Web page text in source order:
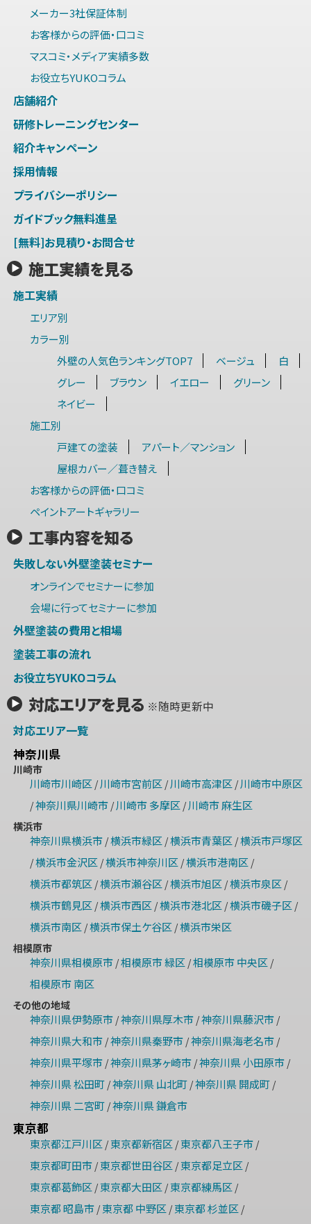
メーカー3社保証体制
お客様からの評価・口コミ
マスコミ・メディア実績多数
お役立ちYUKOコラム
店舗紹介
研修トレーニングセンター
紹介キャンペーン
採用情報
プライバシーポリシー
ガイドブック無料進呈
[無料]お見積り・お問合せ
施工実績を見る
施工実績
エリア別
カラー別
外壁の人気色ランキングTOP7
ベージュ
白
グレー
ブラウン イエロー
グリーン
ネイビー
施工別
戸建ての塗装
アパート／マンション
屋根カバー／葺き替え
お客様からの評価・口コミ
ペイントアートギャラリー
工事内容を知る
失敗しない外壁塗装セミナー
オンラインでセミナーに参加
会場に行ってセミナーに参加
外壁塗装の費用と相場
塗装工事の流れ
お役立ちYUKOコラム
対応エリアを見る ※随時更新中
対応エリア一覧
神奈川県
川崎市
川崎市川崎区/ 川崎市宮前区/ 川崎市高津区/ 川崎市中原区
/神奈川県川崎市/ 川崎市 多摩区/ 川崎市 麻生区
横浜市
神奈川県横浜市/横浜市緑区/横浜市青葉区/横浜市戸塚区
/横浜市金沢区/横浜市神奈川区/横浜市港南区/
横浜市都筑区/横浜市瀬谷区/横浜市旭区/横浜市泉区/
横浜市鶴見区/横浜市西区/横浜市港北区/横浜市磯子区/
横浜市南区/横浜市保土ケ谷区/横浜市栄区
相模原市
神奈川県相模原市/相模原市 緑区/相模原市 中央区/
相模原市 南区
その他の地域
神奈川県伊勢原市/神奈川県厚木市/神奈川県藤沢市/
神奈川県大和市/神奈川県秦野市/神奈川県海老名市/
神奈川県平塚市/神奈川県茅ヶ崎市/神奈川県 小田原市/
神奈川県 松田町/神奈川県 山北町/神奈川県 開成町/
神奈川県 二宮町/神奈川県 鎌倉市
東京都
東京都江戸川区/ 東京都新宿区/ 東京都八王子市/
東京都町田市/ 東京都世田谷区/ 東京都足立区/
東京都葛飾区/ 東京都大田区/ 東京都練馬区/
東京都 昭島市/ 東京都 中野区/ 東京都 杉並区/